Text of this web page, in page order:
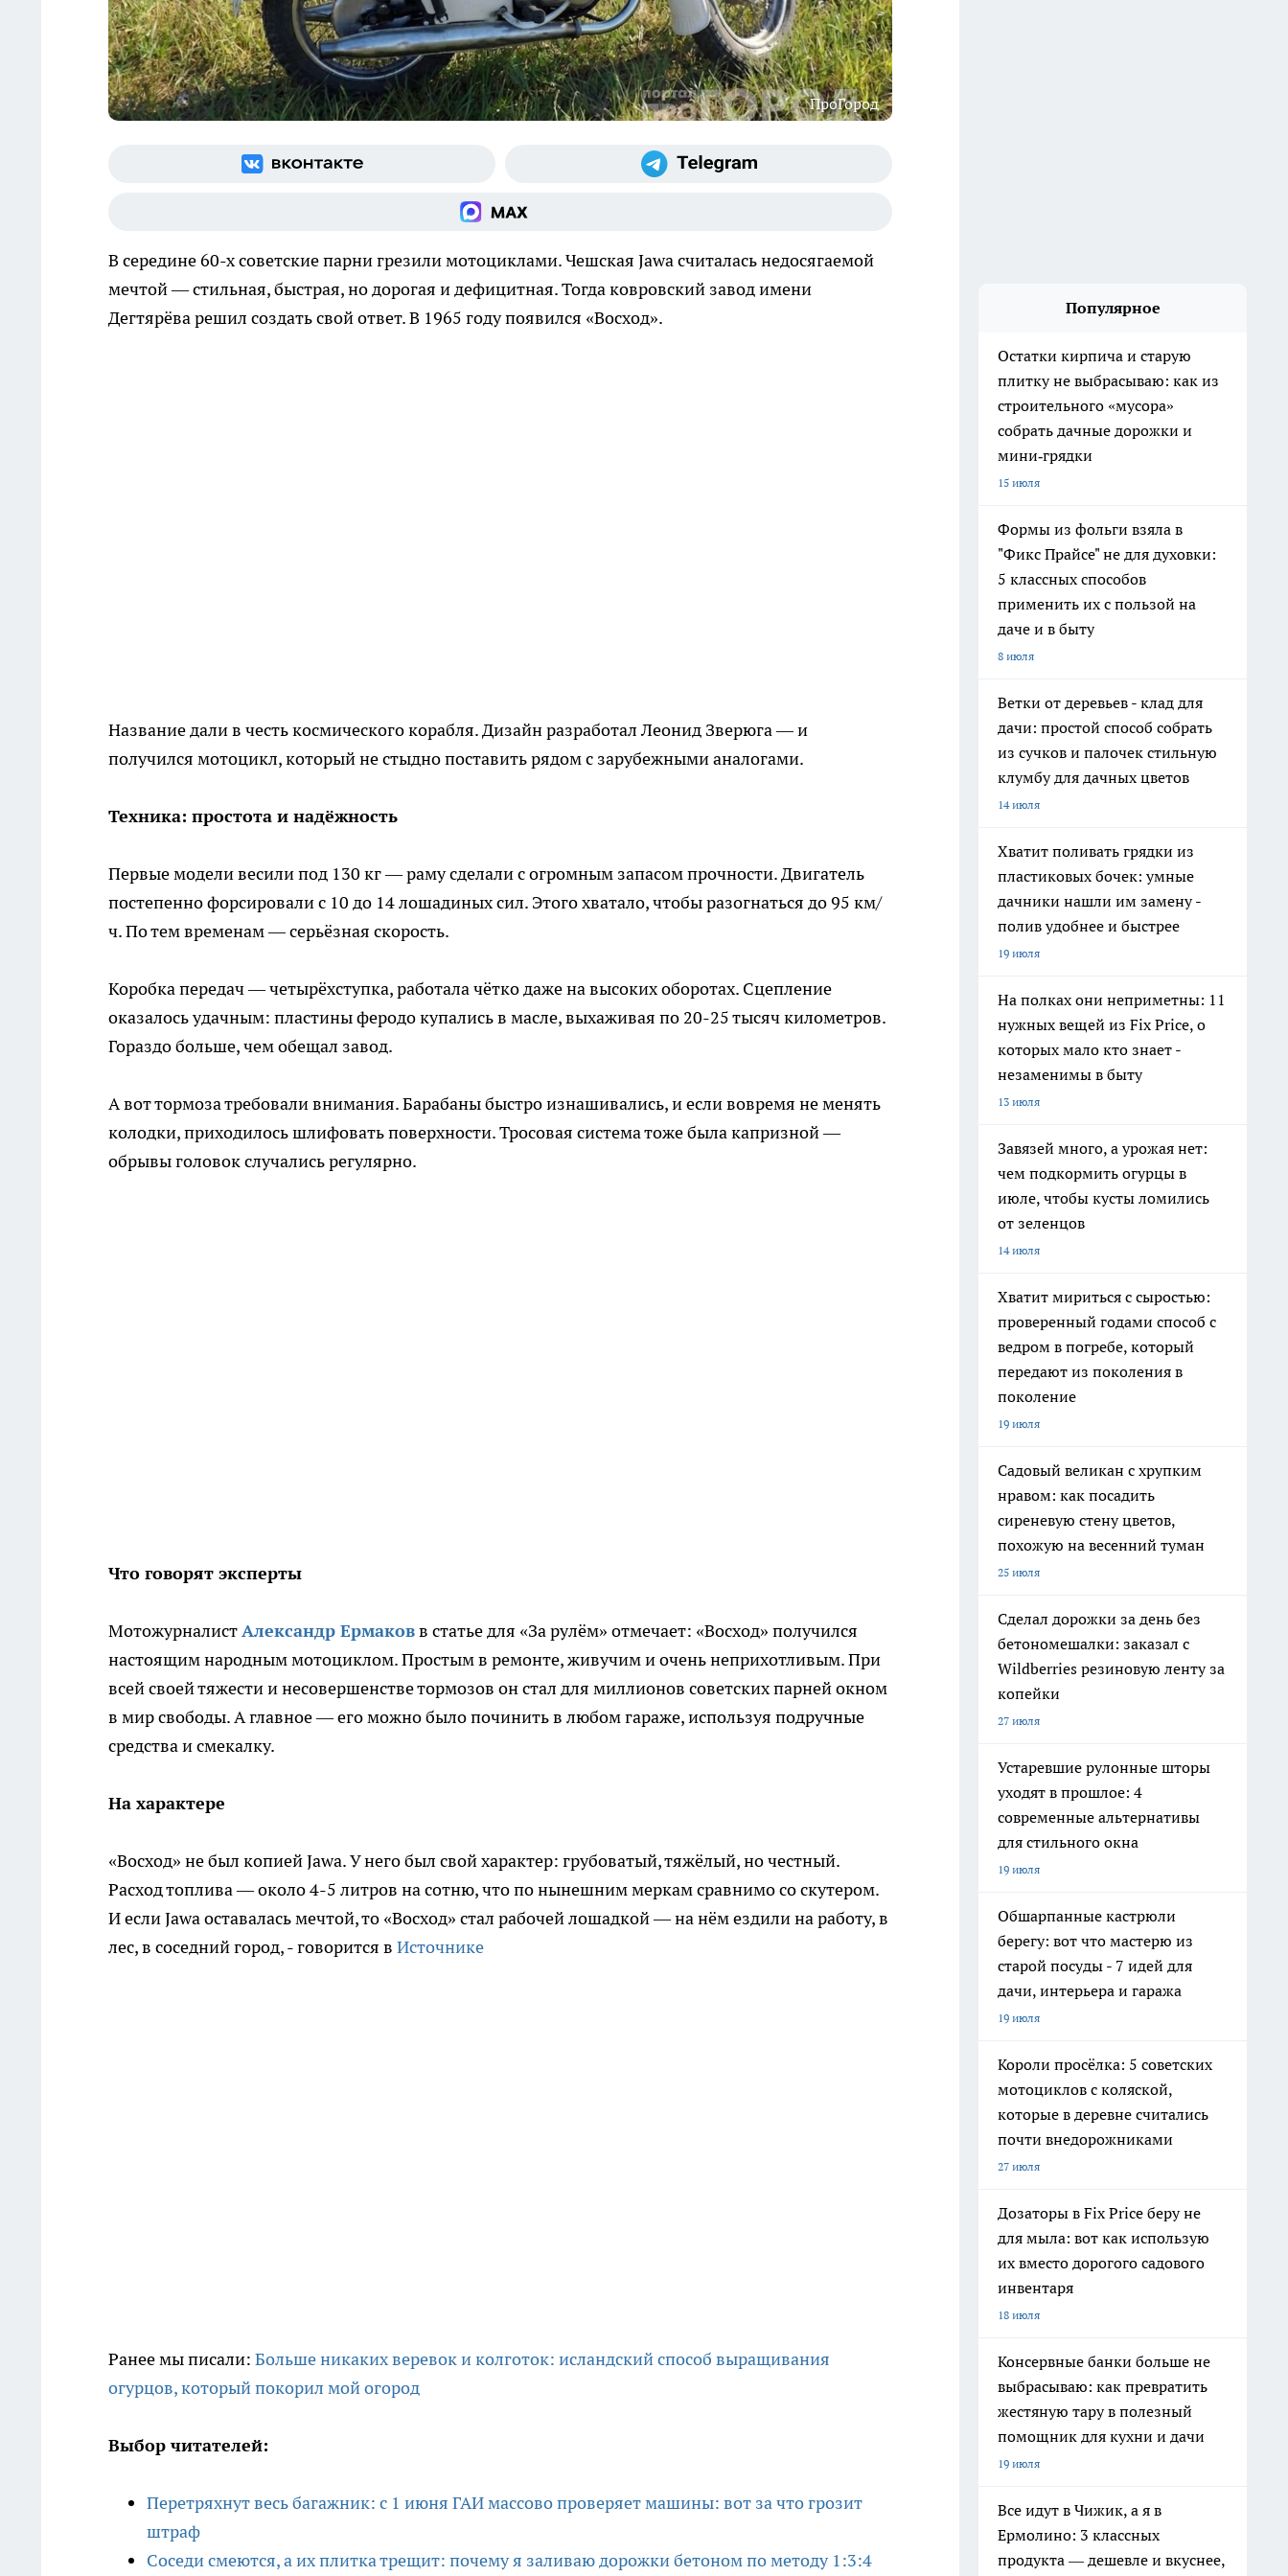
ПроГород
В середине 60-х советские парни грезили мотоциклами. Чешская Jawa считалась недосягаемой
мечтой — стильная, быстрая, но дорогая и дефицитная. Тогда ковровский завод имени
Дегтярёва решил создать свой ответ. В 1965 году появился «Восход».
Название дали в честь космического корабля. Дизайн разработал Леонид Зверюга — и
получился мотоцикл, который не стыдно поставить рядом с зарубежными аналогами.
Техника: простота и надёжность
Первые модели весили под 130 кг — раму сделали с огромным запасом прочности. Двигатель
постепенно форсировали с 10 до 14 лошадиных сил. Этого хватало, чтобы разогнаться до 95 км/
ч. По тем временам — серьёзная скорость.
Коробка передач — четырёхступка, работала чётко даже на высоких оборотах. Сцепление
оказалось удачным: пластины феродо купались в масле, выхаживая по 20-25 тысяч километров.
Гораздо больше, чем обещал завод.
А вот тормоза требовали внимания. Барабаны быстро изнашивались, и если вовремя не менять
колодки, приходилось шлифовать поверхности. Тросовая система тоже была капризной —
обрывы головок случались регулярно.
Что говорят эксперты
МотожурналистАлександр Ермаковв статье для «За рулём» отмечает: «Восход» получился
настоящим народным мотоциклом. Простым в ремонте, живучим и очень неприхотливым. При
всей своей тяжести и несовершенстве тормозов он стал для миллионов советских парней окном
в мир свободы. А главное — его можно было починить в любом гараже, используя подручные
средства и смекалку.
На характере
«Восход» не был копией Jawa. У него был свой характер: грубоватый, тяжёлый, но честный.
Расход топлива — около 4-5 литров на сотню, что по нынешним меркам сравнимо со скутером.
И если Jawa оставалась мечтой, то «Восход» стал рабочей лошадкой — на нём ездили на работу, в
лес, в соседний город, - говорится в Источнике
Ранее мы писали: Больше никаких веревок и колготок: исландский способ выращивания
огурцов, который покорил мой огород
Выбор читателей:
Перетряхнут весь багажник: с 1 июня ГАИ массово проверяет машины: вот за что грозит
штраф
Соседи смеются, а их плитка трещит: почему я заливаю дорожки бетоном по методу 1:3:4
Популярное
Остатки кирпича и старую
плитку не выбрасываю: как из
строительного «мусора»
собрать дачные дорожки и
мини‑грядки
15 июля
Формы из фольги взяла в
"Фикс Прайсе" не для духовки:
5 классных способов
применить их с пользой на
даче и в быту
8 июля
Ветки от деревьев - клад для
дачи: простой способ собрать
из сучков и палочек стильную
клумбу для дачных цветов
14 июля
Хватит поливать грядки из
пластиковых бочек: умные
дачники нашли им замену -
полив удобнее и быстрее
19 июля
На полках они неприметны: 11
нужных вещей из Fix Price, о
которых мало кто знает -
незаменимы в быту
13 июля
Завязей много, а урожая нет:
чем подкормить огурцы в
июле, чтобы кусты ломились
от зеленцов
14 июля
Хватит мириться с сыростью:
проверенный годами способ с
ведром в погребе, который
передают из поколения в
поколение
19 июля
Садовый великан с хрупким
нравом: как посадить
сиреневую стену цветов,
похожую на весенний туман
25 июля
Сделал дорожки за день без
бетономешалки: заказал с
Wildberries резиновую ленту за
копейки
27 июля
Устаревшие рулонные шторы
уходят в прошлое: 4
современные альтернативы
для стильного окна
19 июля
Обшарпанные кастрюли
берегу: вот что мастерю из
старой посуды - 7 идей для
дачи, интерьера и гаража
19 июля
Короли просёлка: 5 советских
мотоциклов с коляской,
которые в деревне считались
почти внедорожниками
27 июля
Дозаторы в Fix Price беру не
для мыла: вот как использую
их вместо дорогого садового
инвентаря
18 июля
Консервные банки больше не
выбрасываю: как превратить
жестяную тару в полезный
помощник для кухни и дачи
19 июля
Все идут в Чижик, а я в
Ермолино: 3 классных
продукта — дешевле и вкуснее,